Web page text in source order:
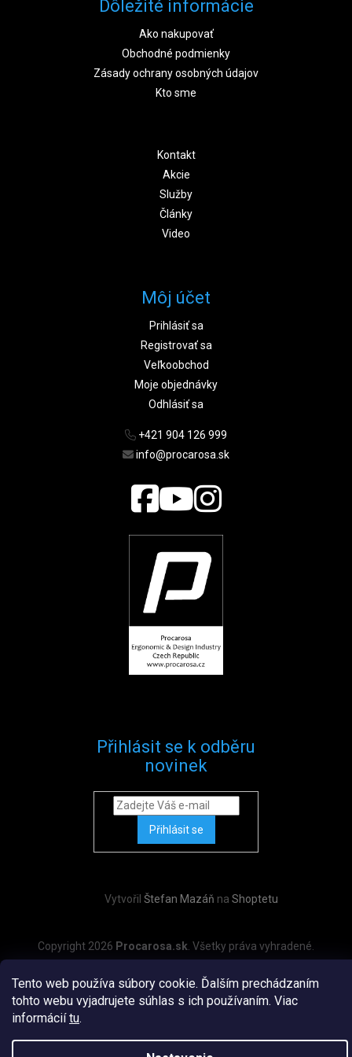
Tento web používa súbory cookie. Ďalším prechádzaním
tohto webu vyjadrujete súhlas s ich používaním. Viac
informáciítu.
Dôležité informácie
Ako nakupovať
Obchodné podmienky
Zásady ochrany osobných údajov
Kto sme
Kontakt
Akcie
Služby
Články
Video
Môj účet
Prihlásiť sa
Registrovať sa
Veľkoobchod
Moje objednávky
Odhlásiť sa
+421 904 126 999
info@procarosa.sk
Přihlásit se k odběru
novinek
Přihlásit se
Vytvořil Štefan Mazáň na Shoptetu
Copyright 2026 Procarosa.sk. Všetky práva vyhradené.